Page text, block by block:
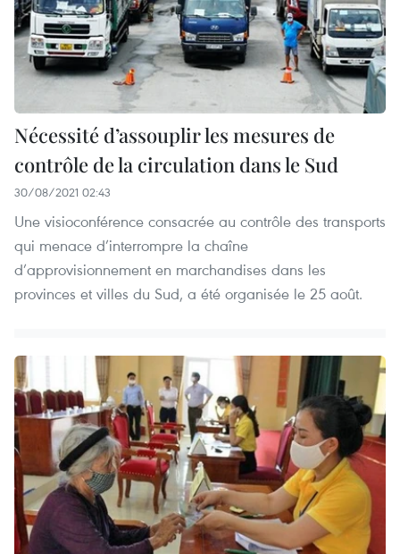
Nécessité d’assouplir les mesures de
contrôle de la circulation dans le Sud
30/08/2021 02:43
Une visioconférence consacrée au contrôle des transports
qui menace d’interrompre la chaîne
d’approvisionnement en marchandises dans les
provinces et villes du Sud, a été organisée le 25 août.